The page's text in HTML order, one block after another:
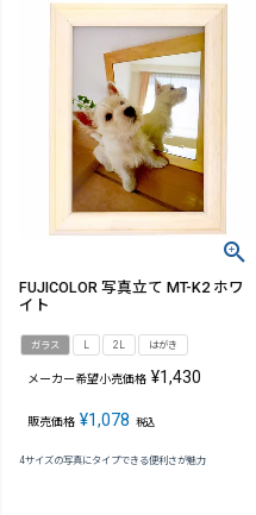
FUJICOLOR 写真立て MT-K2 ホワ
イト
ガラス L 2L はがき
メーカー希望小売価格 ¥1,430
販売価格 ¥1,078 税込
4サイズの写真にタイプできる便利さが魅力